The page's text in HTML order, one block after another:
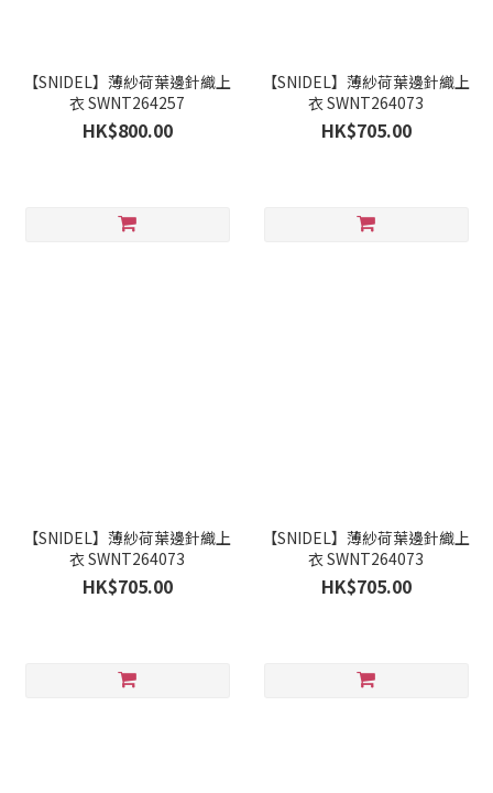
【SNIDEL】薄紗荷葉邊針織上
衣 SWNT264257
HK$800.00
【SNIDEL】薄紗荷葉邊針織上
衣 SWNT264073
HK$705.00
【SNIDEL】薄紗荷葉邊針織上
衣 SWNT264073
HK$705.00
【SNIDEL】薄紗荷葉邊針織上
衣 SWNT264073
HK$705.00